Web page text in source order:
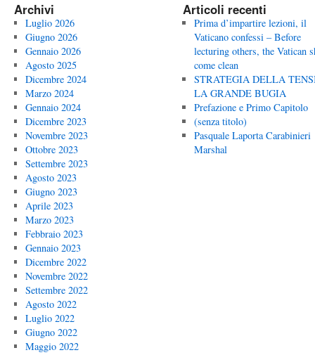
Archivi
Luglio 2026
Giugno 2026
Gennaio 2026
Agosto 2025
Dicembre 2024
Marzo 2024
Gennaio 2024
Dicembre 2023
Novembre 2023
Ottobre 2023
Settembre 2023
Agosto 2023
Giugno 2023
Aprile 2023
Marzo 2023
Febbraio 2023
Gennaio 2023
Dicembre 2022
Novembre 2022
Settembre 2022
Agosto 2022
Luglio 2022
Giugno 2022
Maggio 2022
Articoli recenti
Prima d’impartire lezioni, il
Vaticano confessi – Before
lecturing others, the Vatican
come clean
STRATEGIA DELLA
LA GRANDE BUGIA
Prefazione e Primo Capitolo
(senza titolo)
Pasquale Laporta Carabinieri
Marshal